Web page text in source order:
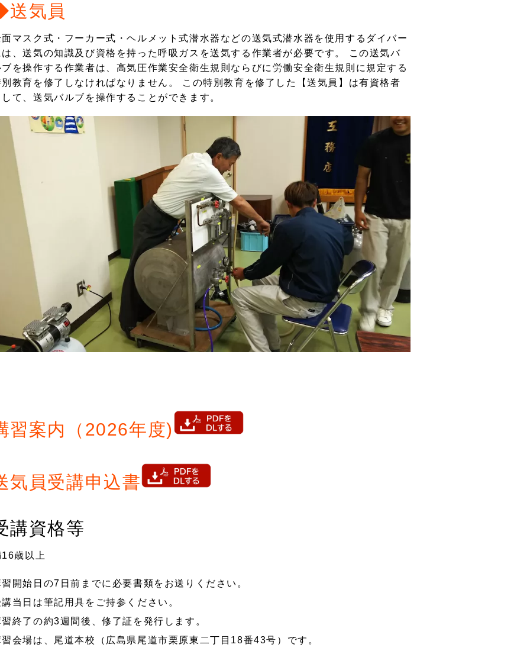
気員
面マスク式・フーカー式・ヘルメット式潜水器などの送気式潜水器を使用するダイバー
は、送気の知識及び資格を持った呼吸ガスを送気する作業者が必要です。 この送気バ
ブを操作する作業者は、高気圧作業安全衛生規則ならびに労働安全衛生規則に規定する
別教育を修了しなければなりません。 この特別教育を修了した【送気員】は有資格者
て、送気バルブを操作することができます。
習案内（2026年度)
気員受講申込書
講資格等
16歳以上
習開始日の7日前までに必要書類をお送りください。
当日は筆記用具をご持参ください。
習終了の約3週間後、修了証を発行します。
習会場は、尾道本校（広島県尾道市栗原東二丁目18番43号）です。